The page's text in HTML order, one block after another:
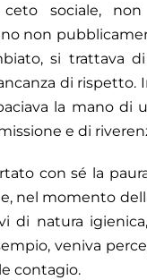
sociale, non
non
si trattava
di rispetto.
la mano di
e di
con sé la
nel momento
di natura
veniva
contagio.